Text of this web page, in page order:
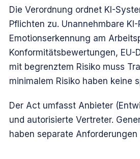
Die Verordnung ordnet KI-
Pflichten zu. Unannehmbare
Emotionserkennung am
Konformitätsbewertungen,
mit begrenztem Risiko muss
minimalem Risiko haben keine
Der Act umfasst Anbieter
und autorisierte Vertreter.
haben separate